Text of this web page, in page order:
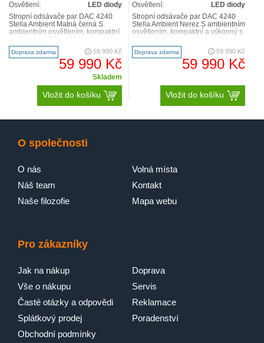
Osvětlení:
LED diody
Stropní odsávače par DAC 4240
Stella Ambient Matná černá S
ambientním osvětlením, kompaktní
snadná instalace v režim..
Doprava zdarma 59 990 Kč
59 990 Kč
Skladem
Vložit do košíku
Osvětlení:
LED diody
Stropní odsávače par DAC 4240
Stella Ambient Nerez S ambientním
osvětlením, kompaktní a výkonný s
režimu cirk..
Doprava zdarma 59 990 Kč
59 990 Kč
Vložit do košíku
O společnosti
O nás
Náš team
Naše filozofie
Volná místa
Kontakt
Mapa webu
Pro zákazníky
Jak na nákup
Vše o nákupu
Časté otázky a odpovědi
Splátkový prodej
Obchodní podmínky
Doprava
Servis
Reklamace
Poradenství